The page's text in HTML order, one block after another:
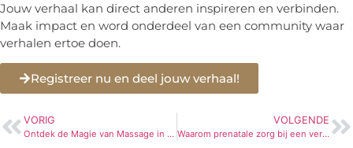
Jouw verhaal kan direct anderen inspireren en verbinden.
Maak impact en word onderdeel van een community waar
verhalen ertoe doen.
Registreer nu en deel jouw verhaal!
VORIG
Ontdek de Magie van Massage in Emmen
VOLGENDE
Waarom prenatale zorg bij een verloskundige in Breda belangrijk Is